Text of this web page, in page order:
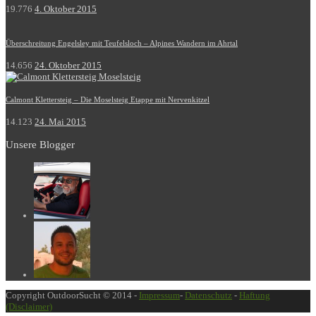
19.776 4. Oktober 2015
Überschreitung Engelsley mit Teufelsloch – Alpines Wandern im Ahrtal
14.656 24. Oktober 2015
Calmont Klettersteig – Die Moselsteig Etappe mit Nervenkitzel
14.123 24. Mai 2015
Unsere Blogger
Copyright OutdoorSucht © 2014 - Impressum- Datenschutz - Haftung
(Disclaimer)